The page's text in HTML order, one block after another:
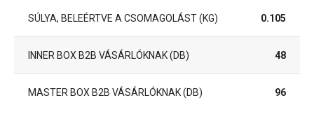
SÚLYA, BELEÉRTVE A CSOMAGOLÁST (KG) 0.105
INNER BOX B2B VÁSÁRLÓKNAK (DB) 48
MASTER BOX B2B VÁSÁRLÓKNAK (DB) 96